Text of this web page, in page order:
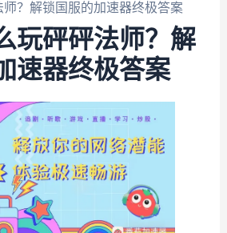
？解锁国服的加速器终极答案
玩砰砰法师？解
速器终极答案